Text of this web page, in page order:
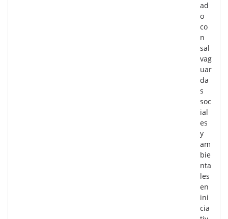
ad
o
co
n
sal
vag
uar
da
s
soc
ial
es
y
am
bie
nta
les
en
ini
cia